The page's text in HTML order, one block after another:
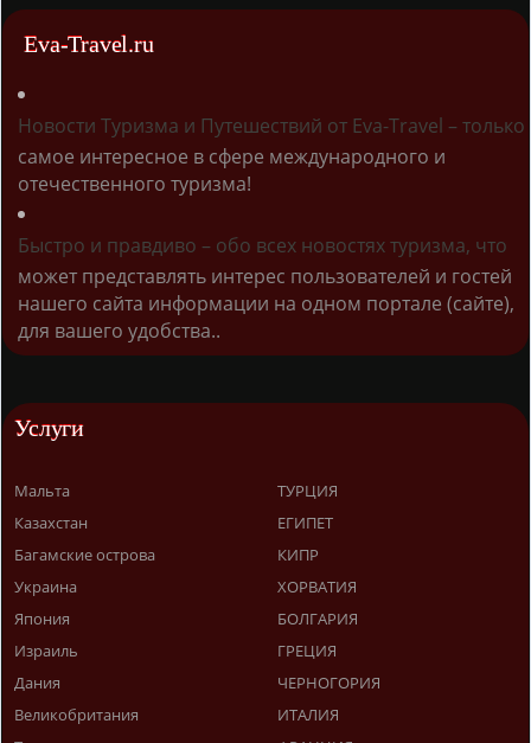
Eva-Travel.ru
Новости Туризма и Путешествий от Eva-Travel – только
самое интересное в сфере международного и
отечественного туризма!
Быстро и правдиво – обо всех новостях туризма, что
может представлять интерес пользователей и гостей
нашего сайта информации на одном портале (сайте),
для вашего удобства..
Услуги
Мальта
Казахстан
Багамские острова
Украина
Япония
Израиль
Дания
Великобритания
ТУРЦИЯ
ЕГИПЕТ
КИПР
ХОРВАТИЯ
БОЛГАРИЯ
ГРЕЦИЯ
ЧЕРНОГОРИЯ
ИТАЛИЯ